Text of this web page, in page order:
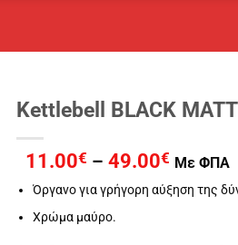
Kettlebell BLACK MATT
11.00€ – 49.00€ Price
11.00€
Με ΦΠΑ
Όργανο για γρήγορη αύξηση της
Χρώμα μαύρο.